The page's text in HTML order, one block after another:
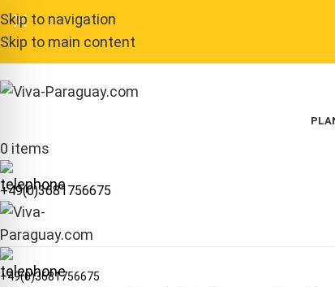
Skip to navigation
Skip to main content
0 items
+49(0)3681756675
+49(0)3681756675